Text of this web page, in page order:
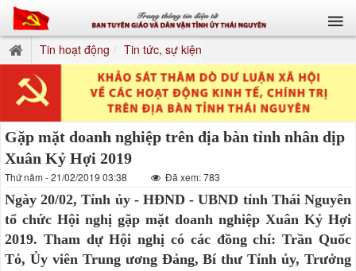
Tin hoạt động Tin tức, sự kiện
Gặp mặt doanh nghiệp trên địa bàn tỉnh nhân dịp
Xuân Kỷ Hợi 2019
Thứ năm - 21/02/2019 03:38 Đã xem: 783
Ngày 20/02, Tỉnh ủy - HĐND - UBND tỉnh Thái Nguyên
tổ chức Hội nghị gặp mặt doanh nghiệp Xuân Kỷ Hợi
2019. Tham dự Hội nghị có các đồng chí: Trần Quốc
Tỏ, Ủy viên Trung ương Đảng, Bí thư Tỉnh ủy, Trưởng